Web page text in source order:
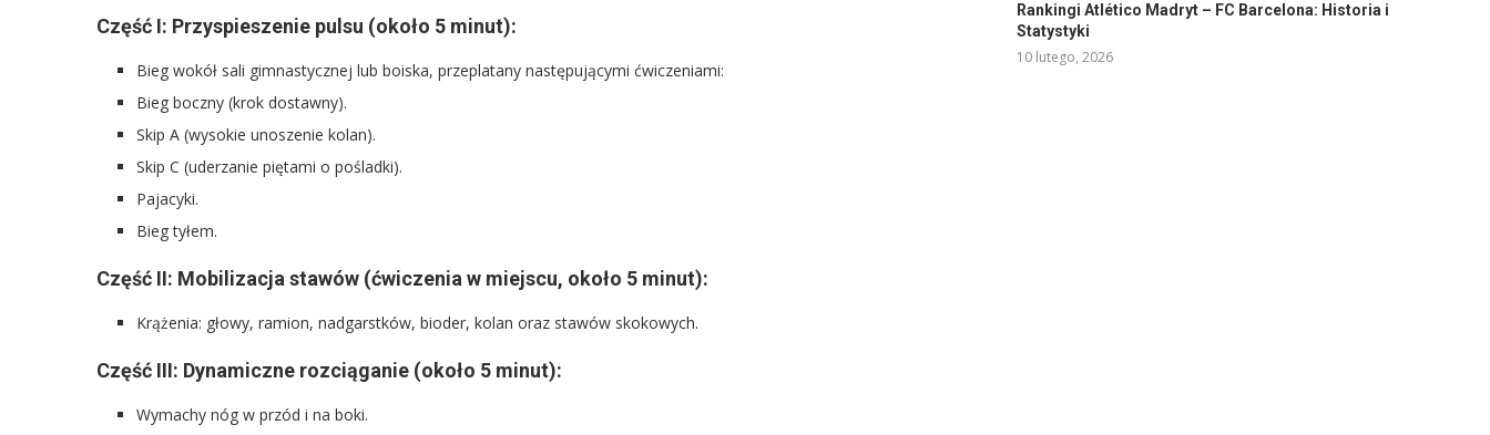
Część I: Przyspieszenie pulsu (około 5 minut):
Bieg wokół sali gimnastycznej lub boiska, przeplatany następującymi ćwiczeniami:
Bieg boczny (krok dostawny).
Skip A (wysokie unoszenie kolan).
Skip C (uderzanie piętami o pośladki).
Pajacyki.
Bieg tyłem.
Część II: Mobilizacja stawów (ćwiczenia w miejscu, około 5 minut):
Krążenia: głowy, ramion, nadgarstków, bioder, kolan oraz stawów skokowych.
Część III: Dynamiczne rozciąganie (około 5 minut):
Wymachy nóg w przód i na boki.
Rankingi Atlético Madryt – FC Barcelona: Historia i
Statystyki
10 lutego, 2026